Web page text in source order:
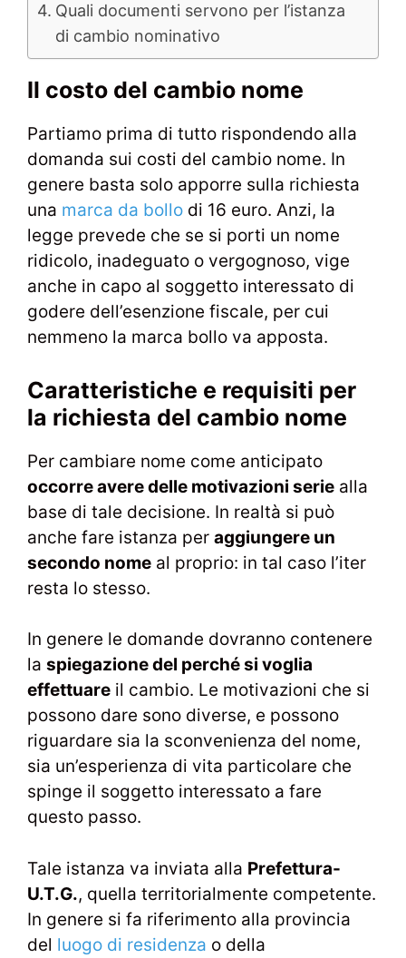
Quali documenti servono per l’istanza
di cambio nominativo
Il costo del cambio nome
Partiamo prima di tutto rispondendo alla
domanda sui costi del cambio nome. In
genere basta solo apporre sulla richiesta
una marca da bollo di 16 euro. Anzi, la
legge prevede che se si porti un nome
ridicolo, inadeguato o vergognoso, vige
anche in capo al soggetto interessato di
godere dell’esenzione fiscale, per cui
nemmeno la marca bollo va apposta.
Caratteristiche e requisiti per
la richiesta del cambio nome
Per cambiare nome come anticipato
occorre avere delle motivazioni serie alla
base di tale decisione. In realtà si può
anche fare istanza per aggiungere un
secondo nome al proprio: in tal caso l’iter
resta lo stesso.
In genere le domande dovranno contenere
la spiegazione del perché si voglia
effettuare il cambio. Le motivazioni che si
possono dare sono diverse, e possono
riguardare sia la sconvenienza del nome,
sia un’esperienza di vita particolare che
spinge il soggetto interessato a fare
questo passo.
Tale istanza va inviata alla Prefettura-
U.T.G., quella territorialmente competente.
In genere si fa riferimento alla provincia
del luogo di residenza o della